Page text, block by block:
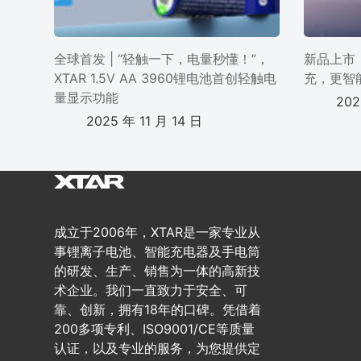
全球首发 | “轻触一下，电量秒懂！”，
XTAR 1.5V AA 3960锂电池首创轻触电
量显示功能
2025 年 11 月 14 日
新品上市
充，更智
成立于2006年，XTAR是一家专业从
事锂离子电池、智能充电器及手电筒
的研发、生产、销售为一体的高新技
术企业。我们一直致力于安全、可
靠、创新，拥有18年的口碑。凭借着
200多项专利、ISO9001/CE等质量
认证，以及专业的服务，为您提供定